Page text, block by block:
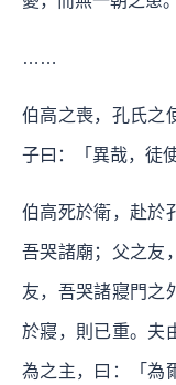
……
伯高之喪，孔氏之
子曰：「異哉，徒
伯高死於衛，赴於
吾哭諸廟；父之友
友，吾哭諸寢門之
於寢，則已重。夫
為之主，曰：「為